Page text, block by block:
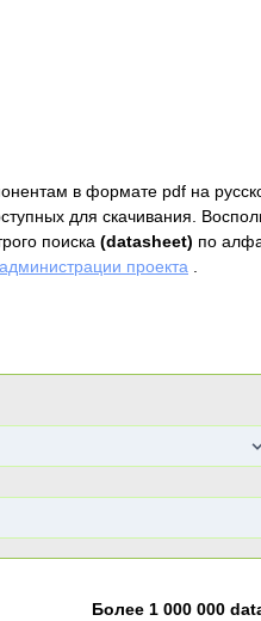
в формате pdf на
для скачивания.
поиска (datasheet) по
администрации проекта .
Более 1 000 000